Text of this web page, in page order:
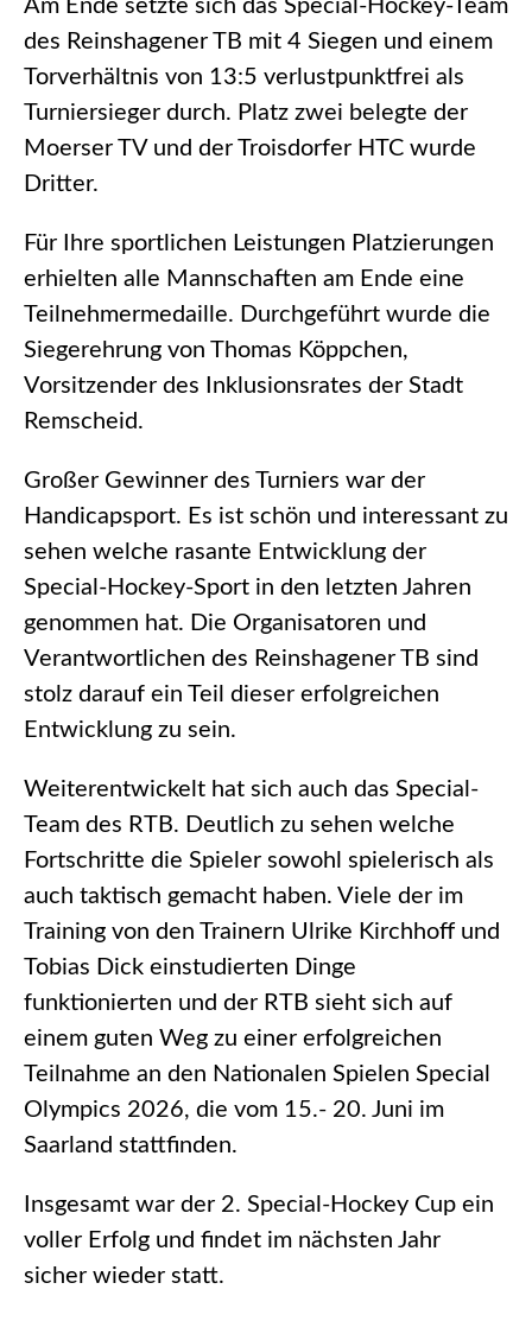
Am Ende setzte sich das Special-Hockey-Team
des Reinshagener TB mit 4 Siegen und einem
Torverhältnis von 13:5 verlustpunktfrei als
Turniersieger durch. Platz zwei belegte der
Moerser TV und der Troisdorfer HTC wurde
Dritter.
Für Ihre sportlichen Leistungen Platzierungen
erhielten alle Mannschaften am Ende eine
Teilnehmermedaille. Durchgeführt wurde die
Siegerehrung von Thomas Köppchen,
Vorsitzender des Inklusionsrates der Stadt
Remscheid.
Großer Gewinner des Turniers war der
Handicapsport. Es ist schön und interessant zu
sehen welche rasante Entwicklung der
Special-Hockey-Sport in den letzten Jahren
genommen hat. Die Organisatoren und
Verantwortlichen des Reinshagener TB sind
stolz darauf ein Teil dieser erfolgreichen
Entwicklung zu sein.
Weiterentwickelt hat sich auch das Special-
Team des RTB. Deutlich zu sehen welche
Fortschritte die Spieler sowohl spielerisch als
auch taktisch gemacht haben. Viele der im
Training von den Trainern Ulrike Kirchhoff und
Tobias Dick einstudierten Dinge
funktionierten und der RTB sieht sich auf
einem guten Weg zu einer erfolgreichen
Teilnahme an den Nationalen Spielen Special
Olympics 2026, die vom 15.- 20. Juni im
Saarland stattfinden.
Insgesamt war der 2. Special-Hockey Cup ein
voller Erfolg und findet im nächsten Jahr
sicher wieder statt.